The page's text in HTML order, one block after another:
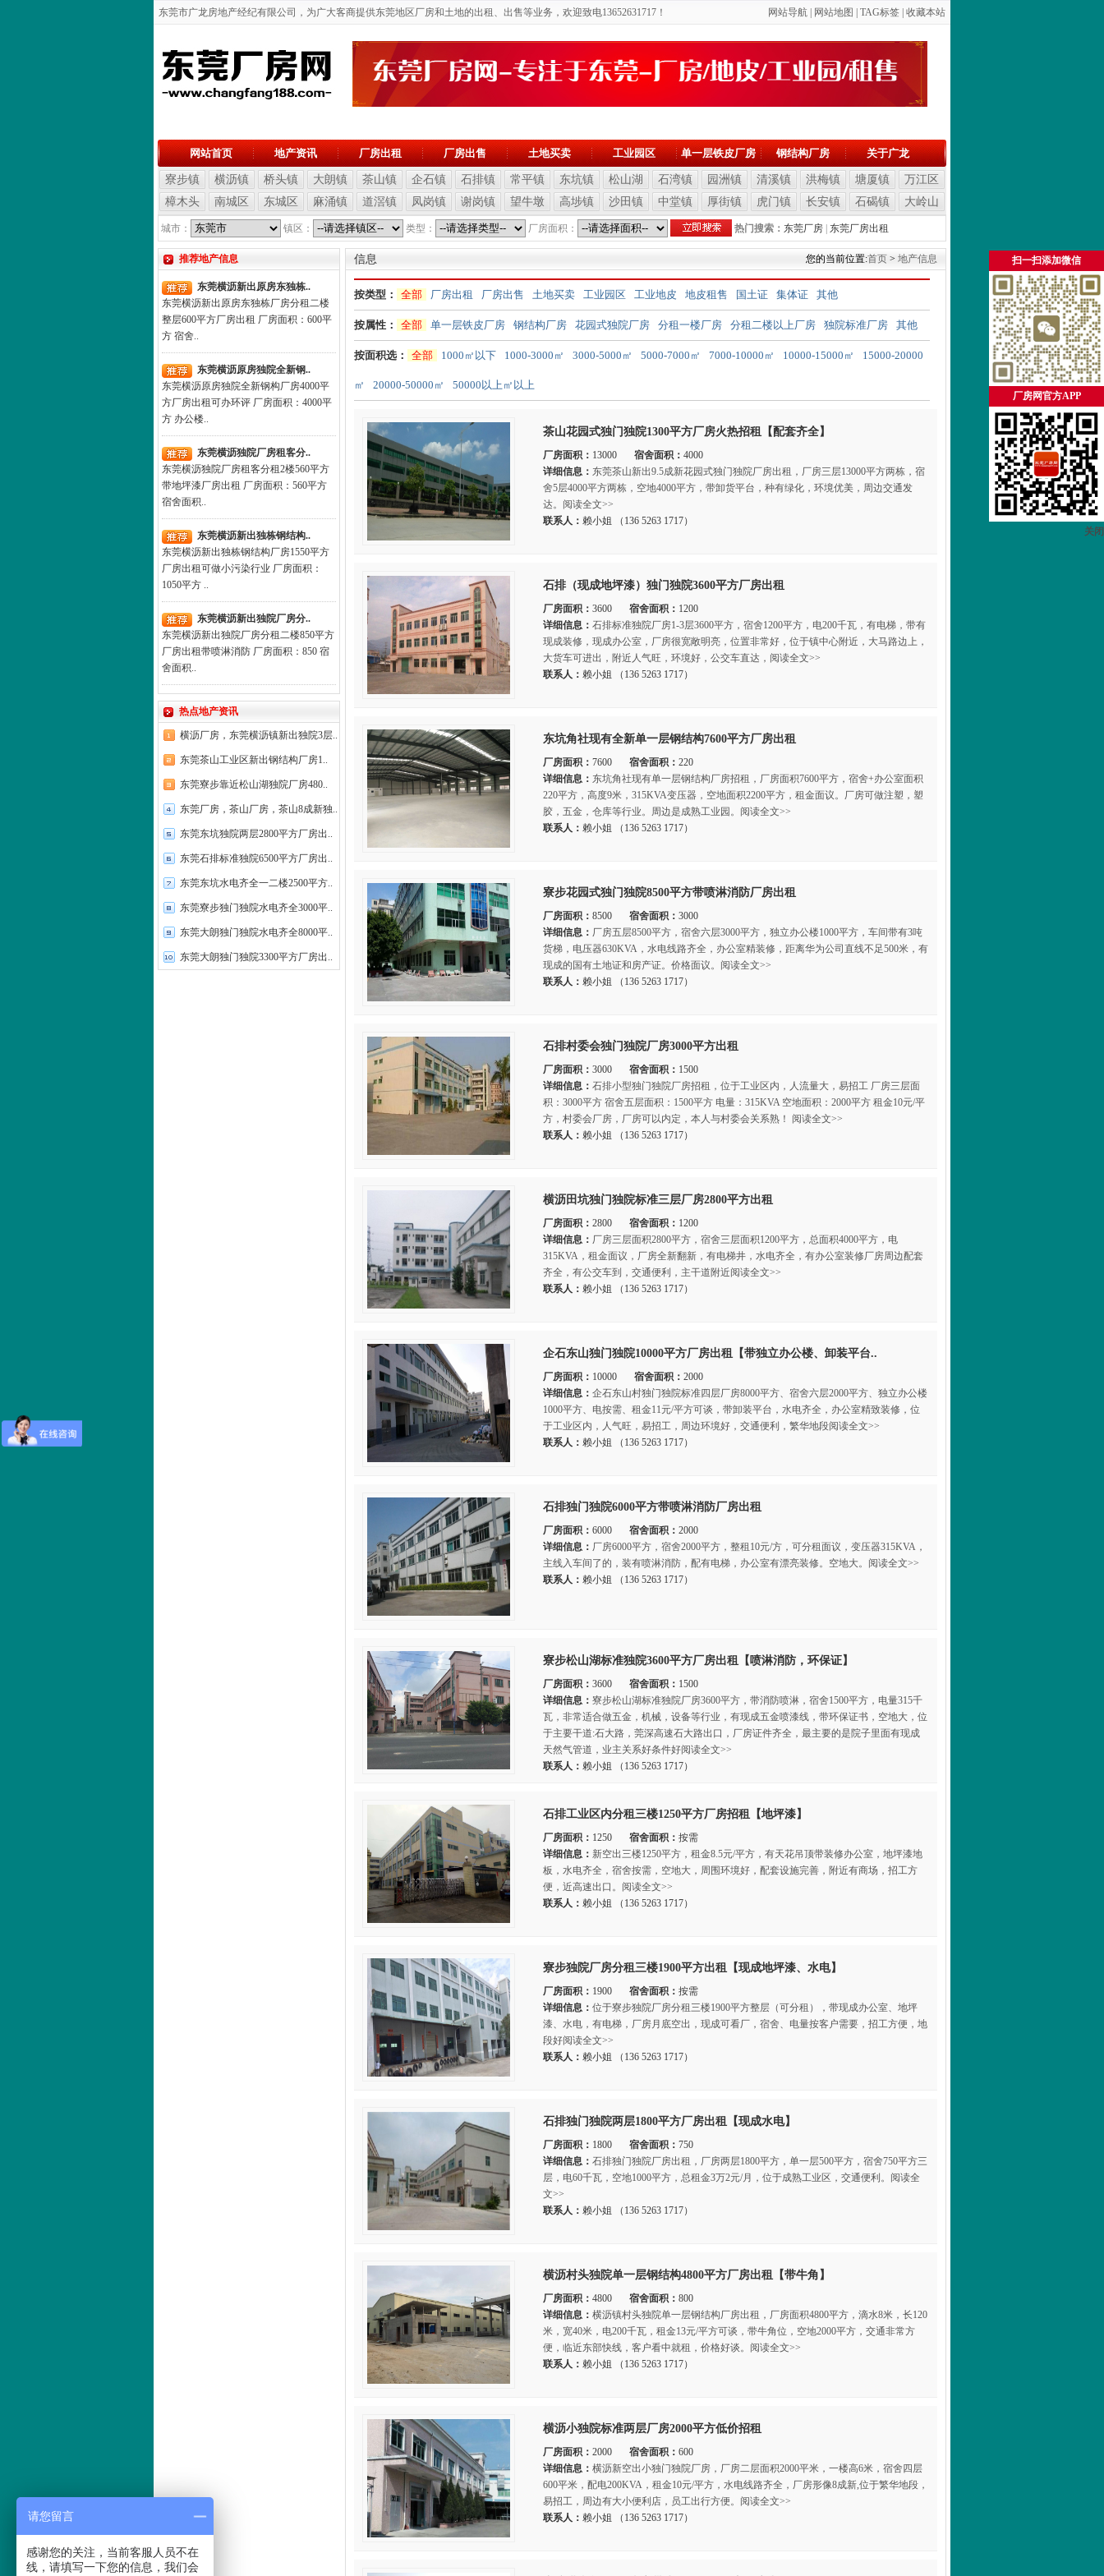
网站导航 网站地图 | TAG标签 收藏本站
东莞市广龙房地产经纪有限公司，为广大客商提供东莞地区厂房和土地的出租、出售等业务，欢迎致电13652631717！
网站首页 地产资讯 厂房出租 厂房出售 土地买卖 工业园区 单一层铁皮厂房 钢结构厂房 关于广龙
寮步镇 横沥镇 桥头镇 大朗镇 茶山镇 企石镇 石排镇 常平镇 东坑镇 松山湖 石湾镇 园洲镇 清溪镇 洪梅镇 塘厦镇
万江区
樟木头
南城区 东城区 麻涌镇 道滘镇 凤岗镇 谢岗镇 望牛墩 高埗镇 沙田镇 中堂镇 厚街镇 虎门镇 长安镇 石碣镇 大岭山
城市： 镇区： 类型： 厂房面积： 热门搜索： 东莞厂房 东莞厂房出租
推荐地产信息
东莞横沥新出原房东独栋..
东莞横沥新出原房东独栋厂房分租二楼
整层600平方厂房出租 厂房面积：600平
方 宿舍..
东莞横沥原房独院全新钢..
东莞横沥原房独院全新钢构厂房4000平
方厂房出租可办环评 厂房面积：4000平
方 办公楼..
东莞横沥独院厂房租客分..
东莞横沥独院厂房租客分租2楼560平方
带地坪漆厂房出租 厂房面积：560平方
宿舍面积..
东莞横沥新出独栋钢结构..
东莞横沥新出独栋钢结构厂房1550平方
厂房出租可做小污染行业 厂房面积：
1050平方 ..
东莞横沥新出独院厂房分..
东莞横沥新出独院厂房分租二楼850平方
厂房出租带喷淋消防 厂房面积：850 宿
舍面积..
热点地产资讯
横沥厂房，东莞横沥镇新出独院3层..
东莞茶山工业区新出钢结构厂房1..
东莞寮步靠近松山湖独院厂房480..
东莞厂房，茶山厂房，茶山8成新独..
东莞东坑独院两层2800平方厂房出..
东莞石排标准独院6500平方厂房出..
东莞东坑水电齐全一二楼2500平方..
东莞寮步独门独院水电齐全3000平..
东莞大朗独门独院水电齐全8000平..
东莞大朗独门独院3300平方厂房出..
您的当前位置:首页 > 地产信息
信息
按类型： 全部 厂房出租 厂房出售 土地买卖 工业园区 工业地皮 地皮租售 国土证 集体证 其他
按属性： 全部 单一层铁皮厂房 钢结构厂房 花园式独院厂房 分租一楼厂房 分租二楼以上厂房 独院标准厂房 其他
按面积选： 全部 1000㎡以下 1000-3000㎡ 3000-5000㎡ 5000-7000㎡ 7000-10000㎡ 10000-15000㎡ 15000-20000
㎡ 20000-50000㎡ 50000以上㎡以上
茶山花园式独门独院1300平方厂房火热招租【配套齐全】
厂房面积： 13000 宿舍面积： 4000
详细信息： 东莞茶山新出9.5成新花园式独门独院厂房出租，厂房三层13000平方两栋，宿
舍5层4000平方两栋，空地4000平方，带卸货平台，种有绿化，环境优美，周边交通发
达。阅读全文>>
联系人： 赖小姐 （136 5263 1717）
石排（现成地坪漆）独门独院3600平方厂房出租
厂房面积： 3600 宿舍面积： 1200
详细信息： 石排标准独院厂房1-3层3600平方，宿舍1200平方，电200千瓦，有电梯，带有
现成装修，现成办公室，厂房很宽敞明亮，位置非常好，位于镇中心附近，大马路边上，
大货车可进出，附近人气旺，环境好，公交车直达，阅读全文>>
联系人： 赖小姐 （136 5263 1717）
东坑角社现有全新单一层钢结构7600平方厂房出租
厂房面积： 7600 宿舍面积： 220
详细信息： 东坑角社现有单一层钢结构厂房招租，厂房面积7600平方，宿舍+办公室面积
220平方，高度9米，315KVA变压器，空地面积2200平方，租金面议。厂房可做注塑，塑
胶，五金，仓库等行业。周边是成熟工业园。阅读全文>>
联系人： 赖小姐 （136 5263 1717）
寮步花园式独门独院8500平方带喷淋消防厂房出租
厂房面积： 8500 宿舍面积： 3000
详细信息： 厂房五层8500平方，宿舍六层3000平方，独立办公楼1000平方，车间带有3吨
货梯，电压器630KVA，水电线路齐全，办公室精装修，距离华为公司直线不足500米，有
现成的国有土地证和房产证。价格面议。阅读全文>>
联系人： 赖小姐 （136 5263 1717）
石排村委会独门独院厂房3000平方出租
厂房面积： 3000 宿舍面积： 1500
详细信息： 石排小型独门独院厂房招租，位于工业区内，人流量大，易招工 厂房三层面
积：3000平方 宿舍五层面积：1500平方 电量：315KVA 空地面积：2000平方 租金10元/平
方，村委会厂房，厂房可以内定，本人与村委会关系熟！ 阅读全文>>
联系人： 赖小姐 （136 5263 1717）
横沥田坑独门独院标准三层厂房2800平方出租
厂房面积： 2800 宿舍面积： 1200
详细信息： 厂房三层面积2800平方，宿舍三层面积1200平方，总面积4000平方，电
315KVA，租金面议，厂房全新翻新，有电梯井，水电齐全，有办公室装修厂房周边配套
齐全，有公交车到，交通便利，主干道附近阅读全文>>
联系人： 赖小姐 （136 5263 1717）
企石东山独门独院10000平方厂房出租【带独立办公楼、卸装平台..
厂房面积： 10000 宿舍面积： 2000
详细信息： 企石东山村独门独院标准四层厂房8000平方、宿舍六层2000平方、独立办公楼
1000平方、电按需、租金11元/平方可谈，带卸装平台，水电齐全，办公室精致装修，位
于工业区内，人气旺，易招工，周边环境好，交通便利，繁华地段阅读全文>>
联系人： 赖小姐 （136 5263 1717）
石排独门独院6000平方带喷淋消防厂房出租
厂房面积： 6000 宿舍面积： 2000
详细信息： 厂房6000平方，宿舍2000平方，整租10元/方，可分租面议，变压器315KVA，
主线入车间了的，装有喷淋消防，配有电梯，办公室有漂亮装修。空地大。阅读全文>>
联系人： 赖小姐 （136 5263 1717）
寮步松山湖标准独院3600平方厂房出租【喷淋消防，环保证】
厂房面积： 3600 宿舍面积： 1500
详细信息： 寮步松山湖标准独院厂房3600平方，带消防喷淋，宿舍1500平方，电量315千
瓦，非常适合做五金，机械，设备等行业，有现成五金喷漆线，带环保证书，空地大，位
于主要干道:石大路，莞深高速石大路出口，厂房证件齐全，最主要的是院子里面有现成
天然气管道，业主关系好条件好阅读全文>>
联系人： 赖小姐 （136 5263 1717）
石排工业区内分租三楼1250平方厂房招租【地坪漆】
厂房面积： 1250 宿舍面积： 按需
详细信息： 新空出三楼1250平方，租金8.5元/平方，有天花吊顶带装修办公室，地坪漆地
板，水电齐全，宿舍按需，空地大，周围环境好，配套设施完善，附近有商场，招工方
便，近高速出口。阅读全文>>
联系人： 赖小姐 （136 5263 1717）
寮步独院厂房分租三楼1900平方出租【现成地坪漆、水电】
厂房面积： 1900 宿舍面积： 按需
详细信息： 位于寮步独院厂房分租三楼1900平方整层（可分租），带现成办公室、地坪
漆、水电，有电梯，厂房月底空出，现成可看厂，宿舍、电量按客户需要，招工方便，地
段好阅读全文>>
联系人： 赖小姐 （136 5263 1717）
石排独门独院两层1800平方厂房出租【现成水电】
厂房面积： 1800 宿舍面积： 750
详细信息： 石排独门独院厂房出租，厂房两层1800平方，单一层500平方，宿舍750平方三
层，电60千瓦，空地1000平方，总租金3万2元/月，位于成熟工业区，交通便利。阅读全
文>>
联系人： 赖小姐 （136 5263 1717）
横沥村头独院单一层钢结构4800平方厂房出租【带牛角】
厂房面积： 4800 宿舍面积： 800
详细信息： 横沥镇村头独院单一层钢结构厂房出租，厂房面积4800平方，滴水8米，长120
米，宽40米，电200千瓦，租金13元/平方可谈，带牛角位，空地2000平方，交通非常方
便，临近东部快线，客户看中就租，价格好谈。阅读全文>>
联系人： 赖小姐 （136 5263 1717）
横沥小独院标准两层厂房2000平方低价招租
厂房面积： 2000 宿舍面积： 600
详细信息： 横沥新空出小独门独院厂房，厂房二层‌‌面积2000平米，一楼高6米，宿舍四层
600平米，配电200KVA，租金10元/平方，水电线路齐全，厂房形像8成新,位于繁华地段，
易招工，周边有大小便利店，员工出行方便。阅读全文>>
联系人： 赖小姐 （136 5263 1717）
扫一扫添加微信
厂房网官方APP
关闭
请您留言
感谢您的关注，当前客服人员不在
线，请填写一下您的信息，我们会